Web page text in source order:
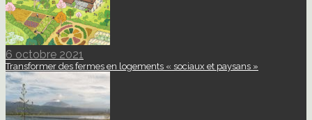
6 octobre 2021
Transformer des fermes en logements « sociaux et paysans »